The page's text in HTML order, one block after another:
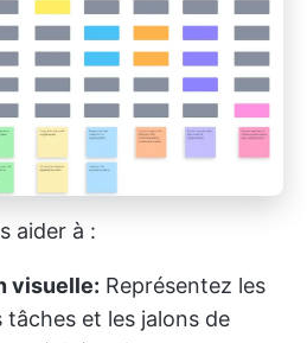
aider à :
visuelle: Représentez les
tâches et les jalons de